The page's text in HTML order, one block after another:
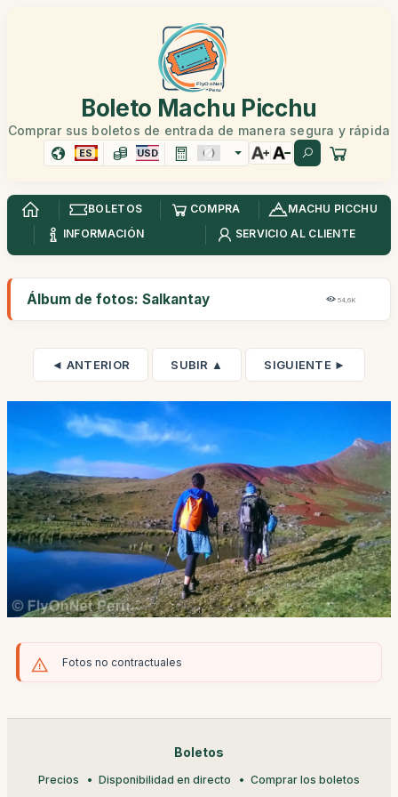
Boleto Machu Picchu
Comprar sus boletos de entrada de manera segura y rápida
ES USD
BOLETOS COMPRA
MACHU PICCHU
INFORMACIÓN
SERVICIO AL CLIENTE
Álbum de fotos: Salkantay 54,6K
◄ ANTERIOR SUBIR ▲ SIGUIENTE ►
Fotos no contractuales
Boletos
Precios Disponibilidad en directo Comprar los boletos